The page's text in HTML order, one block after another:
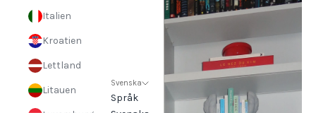
Italien
Kroatien
Lettland
Litauen
Svenska
Språk